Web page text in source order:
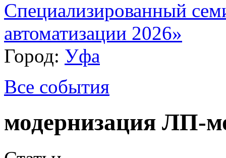
Специализированный
автоматизации 2026»
Город: Уфа
Все события
модернизация ЛП-